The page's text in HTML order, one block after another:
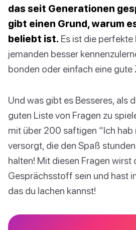
das seit Generationen
gibt einen Grund, warum
beliebt ist. Es ist die
jemanden besser
bonden oder einfach eine gute
Und was gibt es Besseres, als
guten Liste von Fragen zu
mit über 200 saftigen “Ich hab
versorgt, die den Spaß
halten! Mit diesen Fragen wirst
Gesprächsstoff sein und hast
das du lachen kannst!